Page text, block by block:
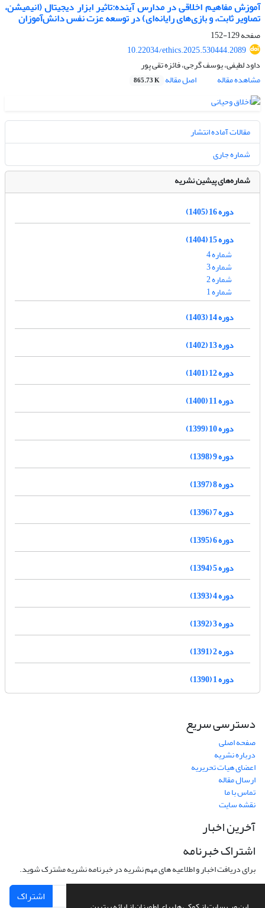
آموزش مفاهیم اخلاقی در مدارس آینده:تاثیر ابزار دیجیتال (انیمیشن،
تصاویر ثابت، و بازی‌های رایانه‌ای) در توسعه عزت نفس دانش‌آموزان
صفحه129-152
10.22034/ethics.2025.530444.2089
داود لطیفی، یوسف گرجی، فائزه تقی پور
مشاهده مقاله
اصل مقاله 865.73 K
مقالات آماده انتشار
شماره جاری
شماره‌های پیشین نشریه
دوره 16 (1405)
دوره 15 (1404)
شماره 4
شماره 3
شماره 2
شماره 1
دوره 14 (1403)
دوره 13 (1402)
دوره 12 (1401)
دوره 11 (1400)
دوره 10 (1399)
دوره 9 (1398)
دوره 8 (1397)
دوره 7 (1396)
دوره 6 (1395)
دوره 5 (1394)
دوره 4 (1393)
دوره 3 (1392)
دوره 2 (1391)
دوره 1 (1390)
دسترسی سریع
صفحه اصلی
درباره نشریه
اعضای هیات تحریریه
ارسال مقاله
تماس با ما
نقشه سایت
آخرین اخبار
اشتراک خبرنامه
برای دریافت اخبار و اطلاعیه های مهم نشریه در خبرنامه نشریه مشترک شوید.
اشتراک